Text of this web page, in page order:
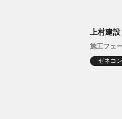
上村建
施工フェ
ゼネコ